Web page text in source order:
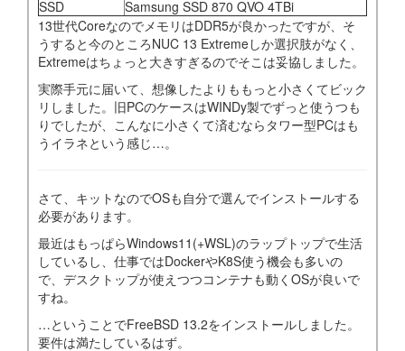
SSD
Samsung SSD 870 QVO 4TBi
13世代CoreなのでメモリはDDR5が良かったですが、そ
うすると今のところNUC 13 Extremeしか選択肢がなく、
Extremeはちょっと大きすぎるのでそこは妥協しました。
実際手元に届いて、想像したよりももっと小さくてビック
リしました。旧PCのケースはWINDy製でずっと使うつも
りでしたが、こんなに小さくて済むならタワー型PCはも
うイラネという感じ…。
さて、キットなのでOSも自分で選んでインストールする
必要があります。
最近はもっぱらWindows11(+WSL)のラップトップで生活
しているし、仕事ではDockerやK8S使う機会も多いの
で、デスクトップが使えつつコンテナも動くOSが良いで
すね。
…ということでFreeBSD 13.2をインストールしました。
要件は満たしているはず。